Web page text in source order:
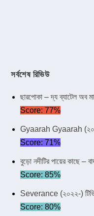
সর্বশেষ রিভিউ
ছারপোকা – দ্য ব্যাটেল অব
Score: 77%
Gyaarah Gyaarah (২০২৪)
Score: 71%
বুড়ো নদীটির পায়ের কাছে –
Score: 85%
Severance (২০২২-) টিভি
Score: 80%